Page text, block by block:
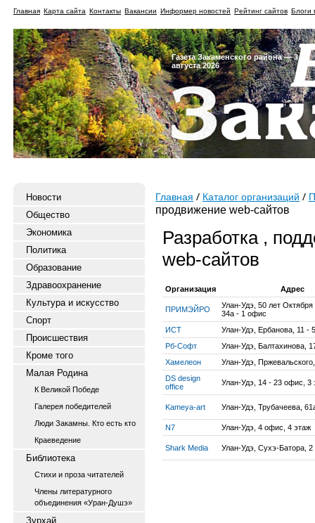
Главная Карта сайта Контакты Вакансии Информер новостей Рейтинг сайтов Блоги
Газета Закаменского района — 3
августа 2026
Новости
Общество
Экономика
Политика
Образование
Здравоохранение
Культура и искусство
Спорт
Происшествия
Кроме того
Малая Родина
К Великой Победе
Галерея победителей
Люди Закамны. Кто есть кто
Краеведение
Библиотека
Стихи и проза читателей
Члены литературного
объединения «Уран-Душэ»
Зурхай
Главная Каталог организаций
продвижение web-сайтов
Разработка ,
web-сайтов
Организация Адрес
ПРИМЭЙРО
Улан-Удэ, 50 лет Октября
34а - 1 офис
ИСТ
Улан-Удэ, Ербанова, 11 -
Рб-Софт
Улан-Удэ, Балтахинова,
Хамелеон
Улан-Удэ,
DS design
office
Улан-Удэ, 14 - 23 офис, 3
Kameya-art Улан-Удэ, Трубачеева,
N7 Улан-Удэ, 4 офис, 4 этаж
Shark Media Улан-Удэ, Сухэ-Батора, 2